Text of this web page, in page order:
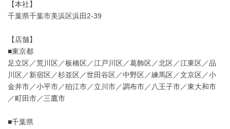
【本社】
千葉県千葉市美浜区浜田2-39
【店舗】
■東京都
足立区／荒川区／板橋区／江戸川区／葛飾区／北区／江東区／品
川区／新宿区／杉並区／世田谷区／中野区／練馬区／文京区／小
金井市／小平市／狛江市／立川市／調布市／八王子市／東大和市
／町田市／三鷹市
■千葉県